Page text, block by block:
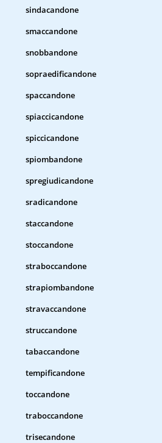
sindacandone
smaccandone
snobbandone
sopraedificandone
spaccandone
spiaccicandone
spiccicandone
spiombandone
spregiudicandone
sradicandone
staccandone
stoccandone
straboccandone
strapiombandone
stravaccandone
struccandone
tabaccandone
tempificandone
toccandone
traboccandone
trisecandone